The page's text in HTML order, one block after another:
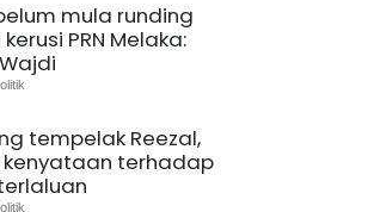
mula runding
PRN Melaka:
tempelak Reezal,
terhadap